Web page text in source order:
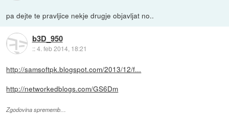
pa dejte te pravljice nekje drugje objavljat no..
b3D_950
::4. feb 2014, 18:21
http://samsoftpk.blogspot.com/2013/12/f...
http://networkedblogs.com/GS6Dm
Zgodovina sprememb…